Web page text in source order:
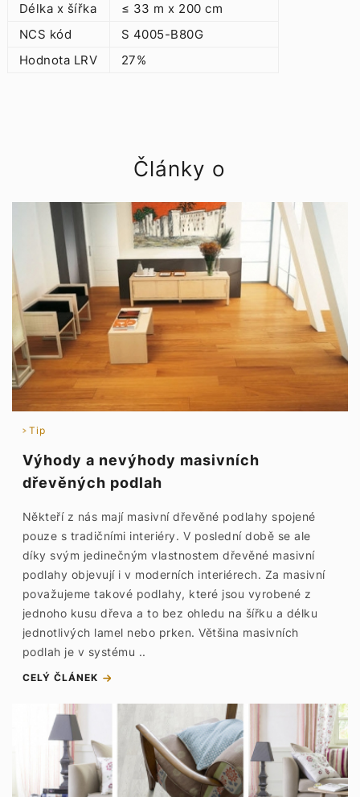
Délka x šířka
≤ 33 m x 200 cm
NCS kód
S 4005-B80G
Hodnota LRV
27%
Články o
Tip
Výhody a nevýhody masivních
dřevěných podlah
Někteří z nás mají masivní dřevěné podlahy spojené
pouze s tradičními interiéry. V poslední době se ale
díky svým jedinečným vlastnostem dřevěné masivní
podlahy objevují i v moderních interiérech. Za masivní
považujeme takové podlahy, které jsou vyrobené z
jednoho kusu dřeva a to bez ohledu na šířku a délku
jednotlivých lamel nebo prken. Většina masivních
podlah je v systému ..
CELÝ ČLÁNEK